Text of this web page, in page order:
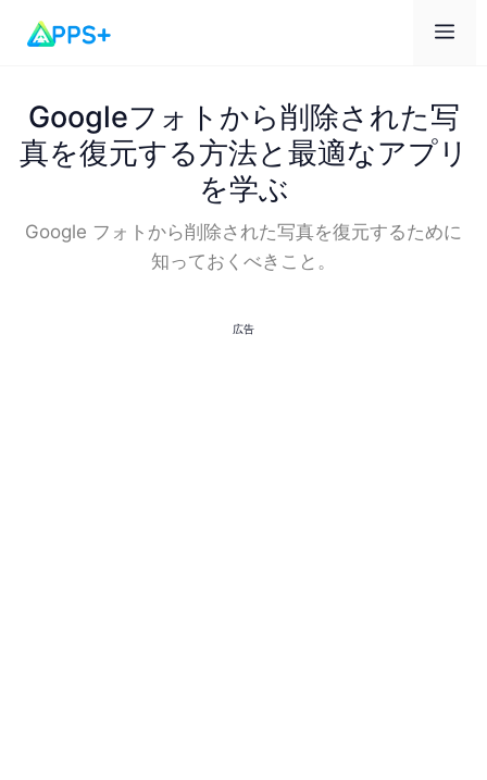
メ
ュ
ー
Googleフォトから削除された写
真を復元する方法と最適なアプリ
を学ぶ
Google フォトから削除された写真を復元するために
知っておくべきこと。
広告